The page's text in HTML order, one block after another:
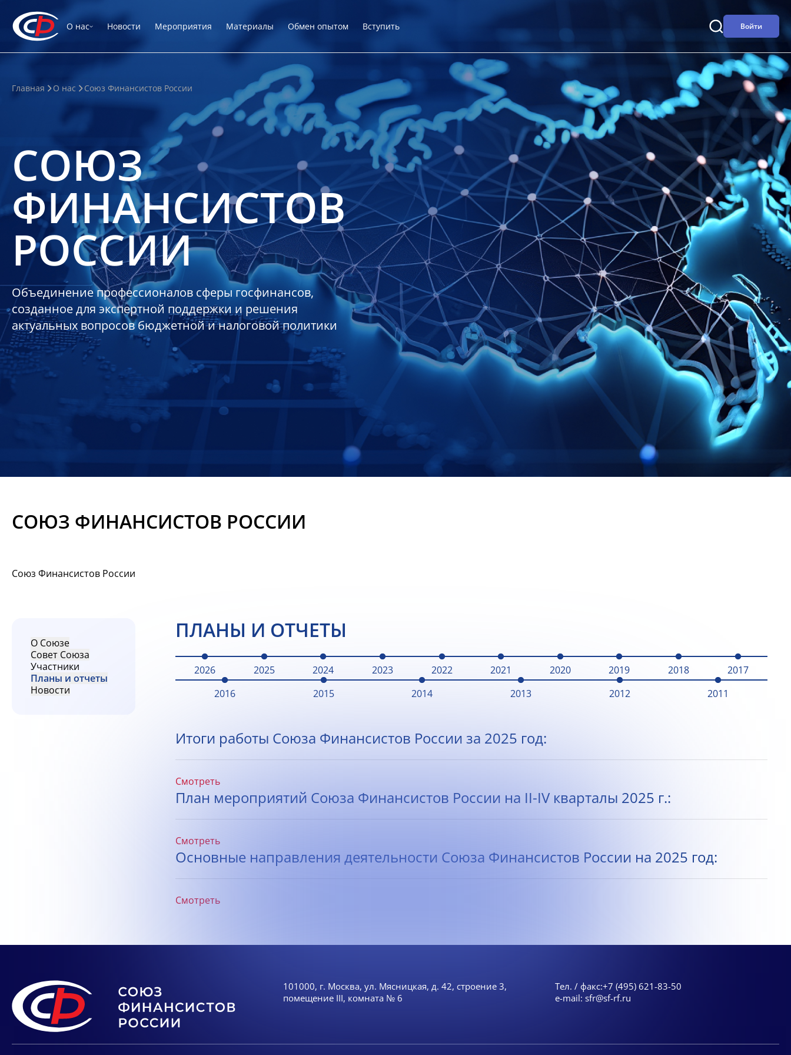
О нас Новости Мероприятия Материалы Обмен опытом Вступить Войти
Главная О нас Союз Финансистов России
СОЮЗ
ФИНАНСИСТОВ
РОССИИ
Объединение профессионалов сферы госфинансов,
созданное для экспертной поддержки и решения
актуальных вопросов бюджетной и налоговой политики
СОЮЗ ФИНАНСИСТОВ РОССИИ
Союз Финансистов России
О Союзе
Совет Союза
Участники
Планы и отчеты
Новости
ПЛАНЫ И ОТЧЕТЫ
2026 2025 2024 2023 2022 2021 2020 2019 2018
2017
2016
2015 2014 2013 2012 2011
Итоги работы Союза Финансистов России за 2025 год:
Смотреть
План мероприятий Союза Финансистов России на II-IV кварталы 2025 г.:
Смотреть
Основные направления деятельности Союза Финансистов России на 2025 год:
Смотреть
101000, г. Москва, ул. Мясницкая, д. 42, строение 3,
помещение III, комната № 6
Тел. / факс:+7 (495) 621-83-50
e-mail: sfr@sf-rf.ru